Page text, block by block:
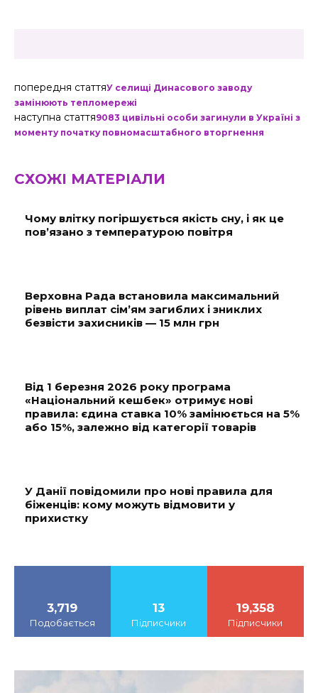
попередня статтяУ селищі Динасового заводу
замінюють тепломережі
наступна стаття9083 цивільні особи загинули в Україні з
моменту початку повномасштабного вторгнення
СХОЖІ МАТЕРІАЛИ
Чому влітку погіршується якість сну, і як це
пов’язано з температурою повітря
Верховна Рада встановила максимальний
рівень виплат сім’ям загиблих і зниклих
безвісти захисників — 15 млн грн
Від 1 березня 2026 року програма
«Національний кешбек» отримує нові
правила: єдина ставка 10% замінюється на 5%
або 15%, залежно від категорії товарів
У Данії повідомили про нові правила для
біженців: кому можуть відмовити у
прихистку
3,719
Подобається
13
Підписчики
19,358
Підписчики